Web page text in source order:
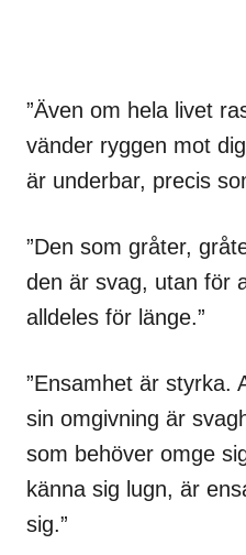
”Även om hela livet
vänder ryggen mot
är underbar, precis
”Den som gråter,
den är svag, utan för
alldeles för länge.”
”Ensamhet är styrka.
sin omgivning är
som behöver omge
känna sig lugn, är
sig.”